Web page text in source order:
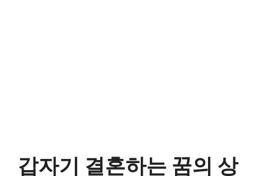
갑자기 결혼하는 꿈의 상